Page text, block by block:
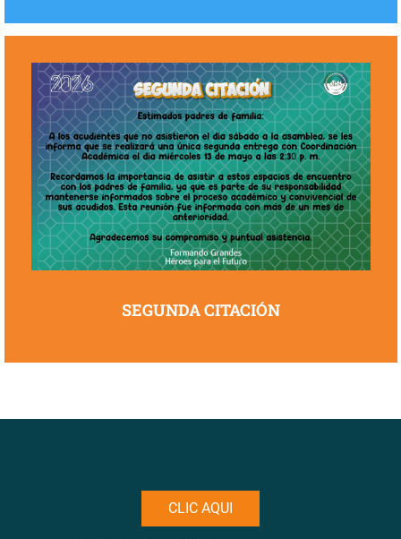
SEGUNDA CITACIÓN
CLIC AQUI